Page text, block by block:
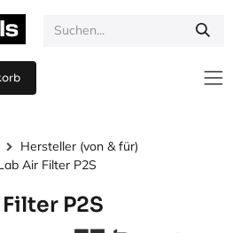
Hersteller (von & für)
Air Filter P2S
P2S